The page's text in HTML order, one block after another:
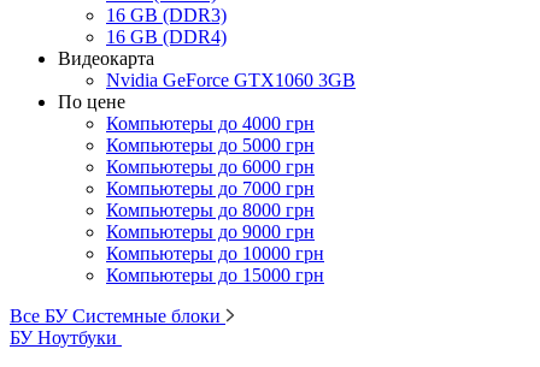
16 GB (DDR3)
16 GB (DDR4)
Видеокарта
Nvidia GeForce GTX1060 3GB
По цене
Компьютеры до 4000 грн
Компьютеры до 5000 грн
Компьютеры до 6000 грн
Компьютеры до 7000 грн
Компьютеры до 8000 грн
Компьютеры до 9000 грн
Компьютеры до 10000 грн
Компьютеры до 15000 грн
Все БУ Системные блоки
БУ Ноутбуки